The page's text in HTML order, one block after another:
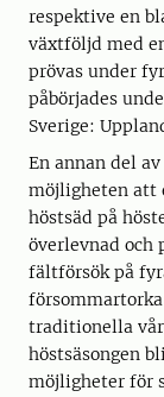
respektive en
växtföljd med
prövas under
påbörjades
Sverige:
En annan del
möjligheten att
höstsäd på
överlevnad och
fältförsök på
traditionella
höstsäsongen
möjligheter för